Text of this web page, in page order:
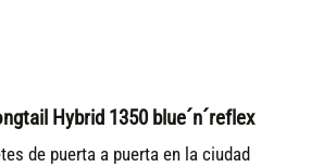
Hybrid 1350 blue´n´reflex
de puerta a puerta en la ciudad